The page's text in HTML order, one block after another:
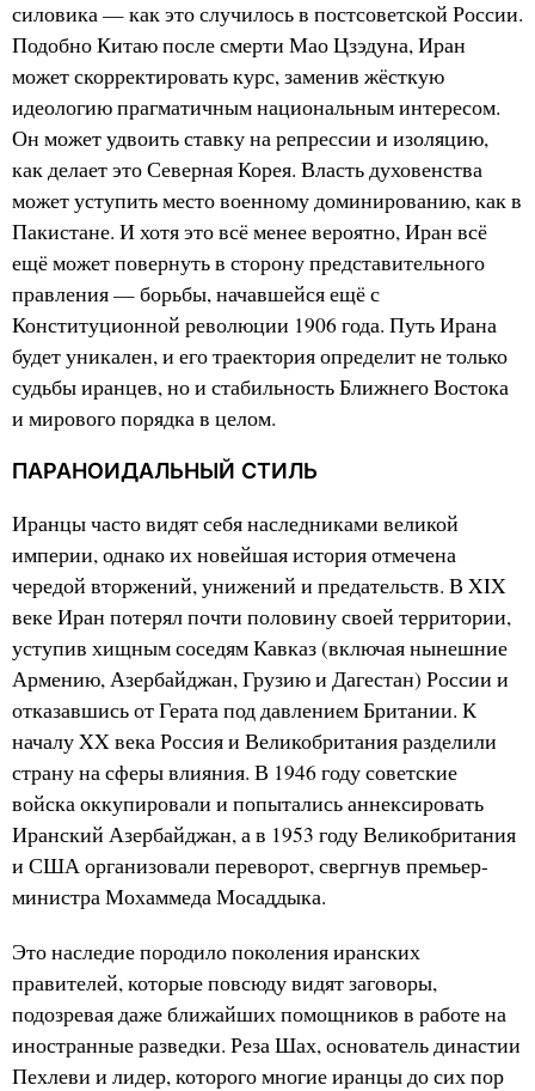
силовика — как это случилось в постсоветской России.
Подобно Китаю после смерти Мао Цзэдуна, Иран
может скорректировать курс, заменив жёсткую
идеологию прагматичным национальным интересом.
Он может удвоить ставку на репрессии и изоляцию,
как делает это Северная Корея. Власть духовенства
может уступить место военному доминированию, как в
Пакистане. И хотя это всё менее вероятно, Иран всё
ещё может повернуть в сторону представительного
правления — борьбы, начавшейся ещё с
Конституционной революции 1906 года. Путь Ирана
будет уникален, и его траектория определит не только
судьбы иранцев, но и стабильность Ближнего Востока
и мирового порядка в целом.
ПАРАНОИДАЛЬНЫЙ СТИЛЬ
Иранцы часто видят себя наследниками великой
империи, однако их новейшая история отмечена
чередой вторжений, унижений и предательств. В XIX
веке Иран потерял почти половину своей территории,
уступив хищным соседям Кавказ (включая нынешние
Армению, Азербайджан, Грузию и Дагестан) России и
отказавшись от Герата под давлением Британии. К
началу XX века Россия и Великобритания разделили
страну на сферы влияния. В 1946 году советские
войска оккупировали и попытались аннексировать
Иранский Азербайджан, а в 1953 году Великобритания
и США организовали переворот, свергнув премьер-
министра Мохаммеда Мосаддыка.
Это наследие породило поколения иранских
правителей, которые повсюду видят заговоры,
подозревая даже ближайших помощников в работе на
иностранные разведки. Реза Шах, основатель династии
Пехлеви и лидер, которого многие иранцы до сих пор